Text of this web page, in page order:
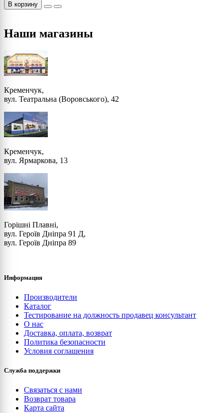
В корзину
Наши магазины
Кременчук,
вул. Театральна (Воровського), 42
Кременчук,
вул. Ярмаркова, 13
Горішні Плавні,
вул. Героїв Дніпра 91 Д,
вул. Героїв Дніпра 89
Информация
Производители
Каталог
Тестирование на должность продавец консультант
О нас
Доставка, оплата, возврат
Политика безопасности
Условия соглашения
Служба поддержки
Связаться с нами
Возврат товара
Карта сайта